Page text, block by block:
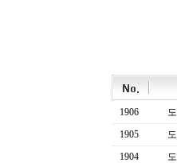
1906
1905
1904